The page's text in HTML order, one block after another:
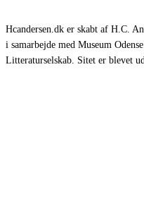
Hcandersen.dk er skabt af H.C.
i samarbejde med Museum
Litteraturselskab. Sitet er blevet